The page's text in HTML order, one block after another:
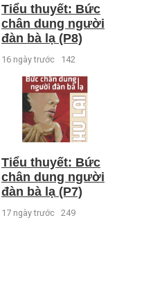
Tiểu thuyết: Bức
chân dung người
đàn bà lạ (P8)
16 ngày trước 142
Tiểu thuyết: Bức
chân dung người
đàn bà lạ (P7)
17 ngày trước 249